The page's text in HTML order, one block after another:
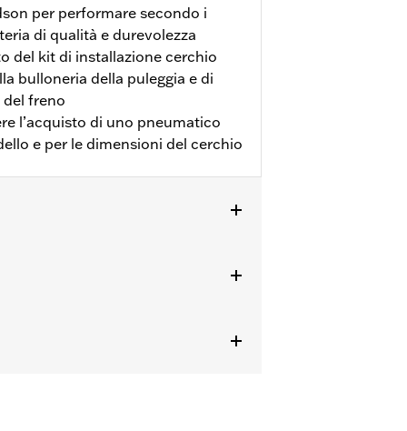
per performare secondo i
di qualità e durevolezza
del kit di installazione cerchio
bulloneria della puleggia e di
freno
l’acquisto di uno pneumatico
e per le dimensioni del cerchio